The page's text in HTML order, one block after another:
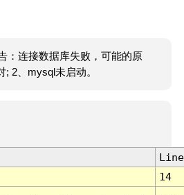
：连接数据库失败，可能的原
; 2、mysql未启动。
Line
14